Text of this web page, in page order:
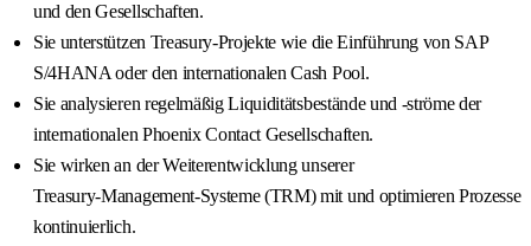
und den Gesellschaften.
Sie unterstützen Treasury‑Projekte wie die Einführung von SAP
S/4HANA oder den internationalen Cash Pool.
Sie analysieren regelmäßig Liquiditätsbestände und -ströme der
internationalen Phoenix Contact Gesellschaften.
Sie wirken an der Weiterentwicklung unserer
Treasury‑Management‑Systeme (TRM) mit und optimieren Prozesse
kontinuierlich.